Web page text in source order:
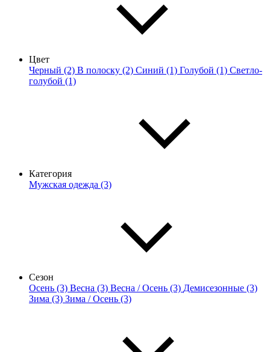
Цвет
Черный (2) В полоску (2) Синий (1) Голубой (1) Светло-
голубой (1)
Категория
Мужская одежда (3)
Сезон
Осень (3) Весна (3) Весна / Осень (3) Демисезонные (3)
Зима (3) Зима / Осень (3)